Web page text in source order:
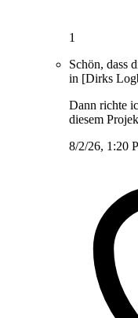
1
Schön, dass
in [Dirks
Dann richte
diesem
8/2/26, 1:20